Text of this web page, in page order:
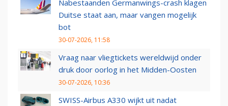
Nabestaanden Germanwings-crash klagen
Duitse staat aan, maar vangen mogelijk
bot
30-07-2026, 11:58
Vraag naar vliegtickets wereldwijd onder
druk door oorlog in het Midden-Oosten
30-07-2026, 10:36
SWISS-Airbus A330 wijkt uit nadat